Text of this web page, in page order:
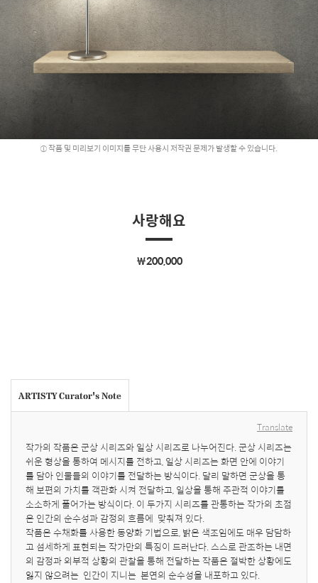
작품 및 미리보기 이미지를 무단 사용시 저작권 문제가 발생할 수 있습니다.
사랑해요
￦200,000
ARTISTY Curator's Note
Translate
작가의 작품은 군상 시리즈와 일상 시리즈로 나누어진다. 군상 시리즈는
쉬운 형상을 통하여 메시지를 전하고, 일상 시리즈는 화면 안에 이야기
를 담아 인물들의 이야기를 전달하는 방식이다. 달리 말하면 군상을 통
해 보편의 가치를 객관화 시켜 전달하고, 일상을 통해 주관적 이야기를
소소하게 풀어가는 방식이다. 이 두가지 시리즈를 관통하는 작가의 초점
은 인간의 순수성과 감정의 흐름에  맞춰져 있다.
작품은 수채화를 사용한 동양화 기법으로, 밝은 색조임에도 매우 담담하
고 섬세하게 표현되는 작가만의 특징이 드러난다. 스스로 관조하는 내면
의 감정과 외부적 상황의 관찰을 통해 전달하는 작품은 절박한 상황에도
잃지 않으려는  인간이 지니는  본연의 순수성을 내포하고 있다.